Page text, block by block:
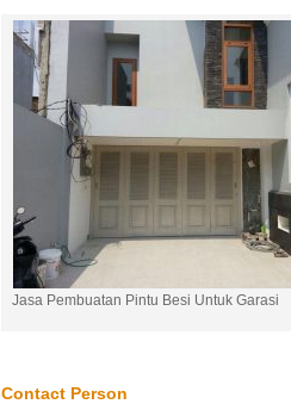
Jasa Pembuatan Pintu Besi Untuk Garasi
Contact Person